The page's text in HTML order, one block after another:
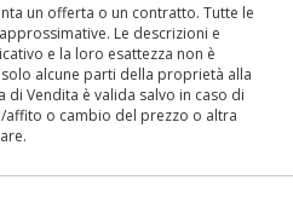
un offerta o un contratto. Tutte le
Le descrizioni e
e la loro esattezza non è
alcune parti della proprietà alla
di Vendita è valida salvo in caso di
o cambio del prezzo o altra